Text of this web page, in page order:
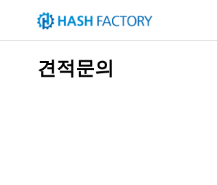
견적문의